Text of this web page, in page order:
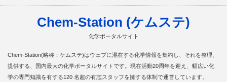
Chem-Station (ケムステ)
化学ポータルサイト
Chem-Station(略称：ケムステ)はウェブに混在する化学情報を集約し、それを整理、
提供する、国内最大の化学ポータルサイトです。現在活動20周年を迎え、幅広い化
学の専門知識を有する120 名超の有志スタッフを擁する体制で運営しています。